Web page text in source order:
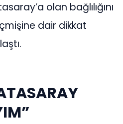
olan bağlılığını
dair dikkat